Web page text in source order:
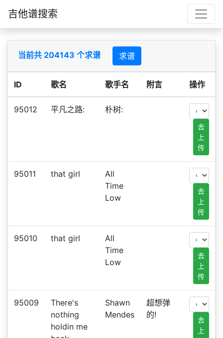
吉他谱搜索
当前共 204143 个求谱 求谱
ID 歌名 歌手名 附言 操作
95012 平凡之路: 朴树:
去
上
传
95011 that girl
All
Time
Low
去
上
传
95010 that girl
All
Time
Low
去
上
传
95009
There's
nothing
holdin me
Shawn
Mendes
超想弹
的!
去
上